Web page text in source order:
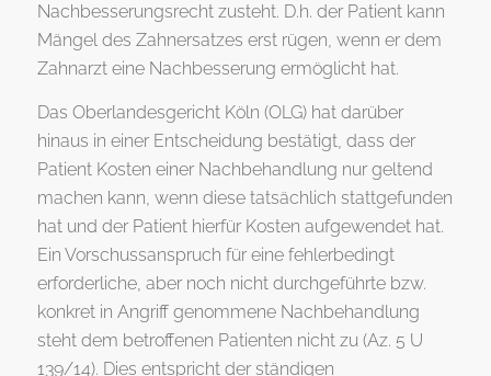
Nachbesserungsrecht zusteht. D.h. der Patient kann
Mängel des Zahnersatzes erst rügen, wenn er dem
Zahnarzt eine Nachbesserung ermöglicht hat.
Das Oberlandesgericht Köln (OLG) hat darüber
hinaus in einer Entscheidung bestätigt, dass der
Patient Kosten einer Nachbehandlung nur geltend
machen kann, wenn diese tatsächlich stattgefunden
hat und der Patient hierfür Kosten aufgewendet hat.
Ein Vorschussanspruch für eine fehlerbedingt
erforderliche, aber noch nicht durchgeführte bzw.
konkret in Angriff genommene Nachbehandlung
steht dem betroffenen Patienten nicht zu (Az. 5 U
139/14). Dies entspricht der ständigen